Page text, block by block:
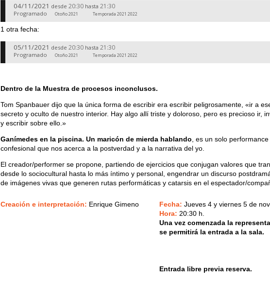
04/11/2021 desde 20:30 hasta 21:30
Programado Otoño 2021 Temporada 2021 2022
1 otra fecha:
05/11/2021 desde 20:30 hasta 21:30
Programado Otoño 2021 Temporada 2021 2022
Dentro de la Muestra de procesos inconclusos.
Tom Spanbauer dijo que la única forma de escribir era escribir peligrosamente, «ir a
secreto y oculto de nuestro interior. Hay algo allí triste y doloroso, pero es precioso ir,
y escribir sobre ello.»
Ganímedes en la piscina. Un maricón de mierda hablando, es un solo performance
confesional que nos acerca a la postverdad y a la narrativa del yo.
El creador/performer se propone, partiendo de ejercicios que conjugan valores que
desde lo sociocultural hasta lo más íntimo y personal, engendrar un discurso
de imágenes vivas que generen rutas performáticas y catarsis en el espectador/
Creación e interpretación: Enrique Gimeno Fecha:Jueves 4 y viernes 5 de
Hora: 20:30 h.
Una vez comenzada la
se permitirá la entrada a la sala.
Entrada libre previa reserva.